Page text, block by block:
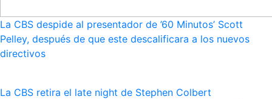
La CBS despide al presentador de ’60 Minutos’ Scott
Pelley, después de que este descalificara a los nuevos
directivos
La CBS retira el late night de Stephen Colbert